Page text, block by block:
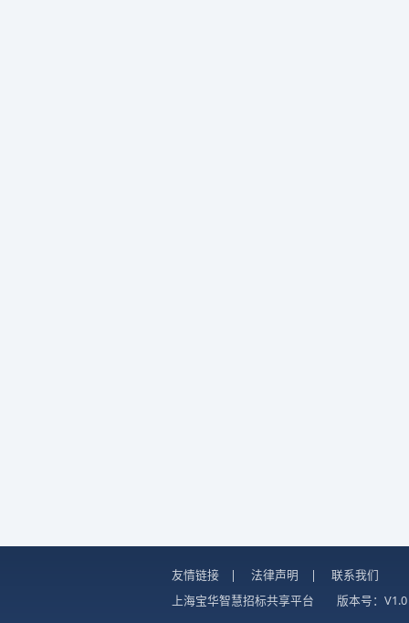
友情链接 | 法律声明 |
联系我们
上海宝华智慧招标共享平台
版本号：V1.0